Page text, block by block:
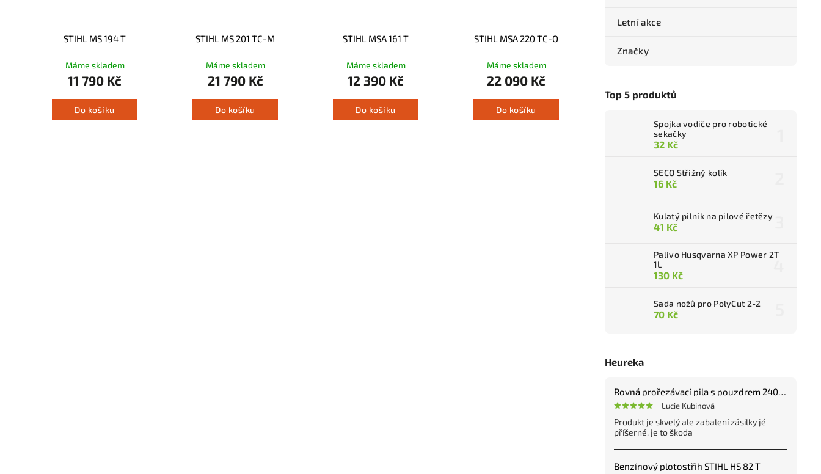
Letní akce
Značky
Top 5 produktů
Spojka vodiče pro robotické
sekačky
32 Kč
SECO Střižný kolík
16 Kč
Kulatý pilník na pilové řetězy
41 Kč
Palivo Husqvarna XP Power 2T
1L
130 Kč
Sada nožů pro PolyCut 2-2
70 Kč
Heureka
Rovná prořezávací pila s pouzdrem 240 mm
Lucie Kubinová
Produkt je skvelý ale zabalení zásilky jé
příšerné, je to škoda
Benzínový plotostřih STIHL HS 82 T
STIHL MS 194 T
Máme skladem
11 790 Kč
Do košíku
STIHL MS 201 TC-M
Máme skladem
21 790 Kč
Do košíku
STIHL MSA 161 T
Máme skladem
12 390 Kč
Do košíku
STIHL MSA 220 TC-O
Máme skladem
22 090 Kč
Do košíku